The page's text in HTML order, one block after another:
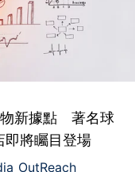
物新據點 著名球
將矚目登場
OutReach